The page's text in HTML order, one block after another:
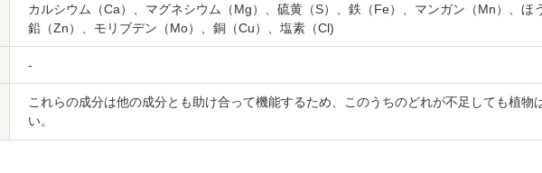
カルシウム（Ca）、マグネシウム（Mg）、硫黄（S）、鉄（Fe）、マンガン（Mn）、ほ
鉛（Zn）、モリブデン（Mo）、銅（Cu）、塩素（Cl)
-
これらの成分は他の成分とも助け合って機能するため、このうちのどれが不足しても植物
い。